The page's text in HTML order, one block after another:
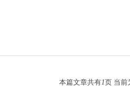
本篇文章共有1页 当前